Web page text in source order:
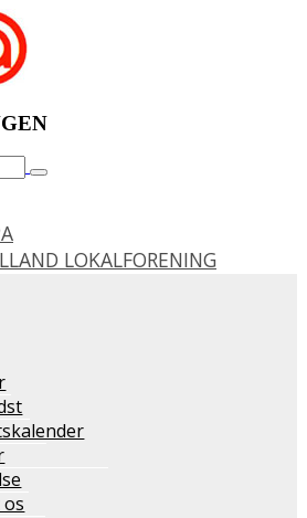
Søg
LOKALFORENING